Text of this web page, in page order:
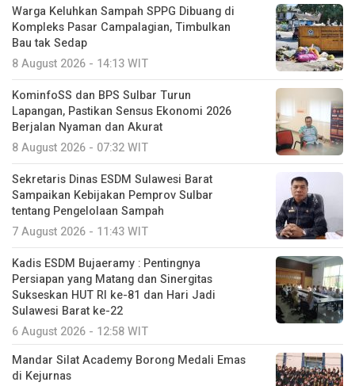
Warga Keluhkan Sampah SPPG Dibuang di
Kompleks Pasar Campalagian, Timbulkan
Bau tak Sedap
8 August 2026 - 14:13 WIT
KominfoSS dan BPS Sulbar Turun
Lapangan, Pastikan Sensus Ekonomi 2026
Berjalan Nyaman dan Akurat
8 August 2026 - 07:32 WIT
Sekretaris Dinas ESDM Sulawesi Barat
Sampaikan Kebijakan Pemprov Sulbar
tentang Pengelolaan Sampah
7 August 2026 - 11:43 WIT
Kadis ESDM Bujaeramy : Pentingnya
Persiapan yang Matang dan Sinergitas
Sukseskan HUT RI ke-81 dan Hari Jadi
Sulawesi Barat ke-22
6 August 2026 - 12:58 WIT
Mandar Silat Academy Borong Medali Emas
di Kejurnas